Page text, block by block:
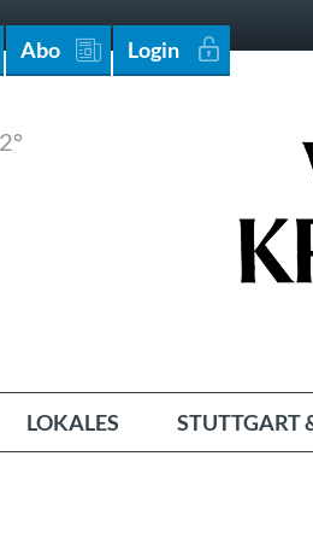
Abo Login
LOKALES STUTTGART